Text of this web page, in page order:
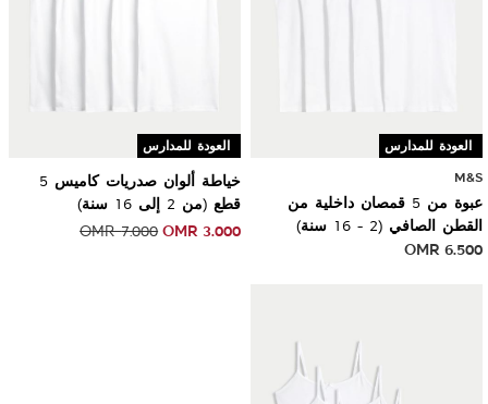
العودة للمدارس
M&S
عبوة من 5 قمصان داخلية من
القطن الصافي (2 - 16 سنة)
OMR 6.500
Sale
العودة للمدارس
خياطة ألوان صدريات كاميس 5
قطع (من 2 إلى 16 سنة)
OMR 3.000
OMR7.000